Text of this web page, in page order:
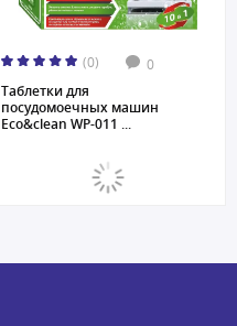
(0) 0
Таблетки для
посудомоечных машин
Eco&clean WP-011 ...